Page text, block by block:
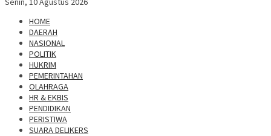
HOME
DAERAH
NASIONAL
POLITIK
HUKRIM
PEMERINTAHAN
OLAHRAGA
HR & EKBIS
PENDIDIKAN
PERISTIWA
SUARA DELIKERS